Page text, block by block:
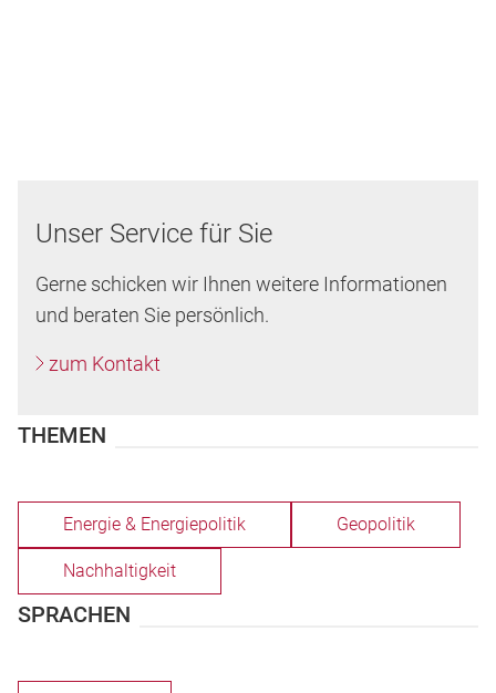
Unser Service für Sie
Gerne schicken wir Ihnen weitere Informationen
und beraten Sie persönlich.
zum Kontakt
THEMEN
Energie & Energiepolitik Geopolitik
Nachhaltigkeit
SPRACHEN